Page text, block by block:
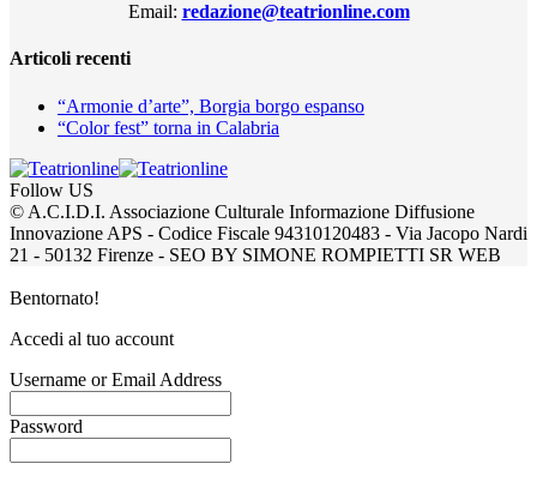
Email: redazione@teatrionline.com
Articoli recenti
“Armonie d’arte”, Borgia borgo espanso
“Color fest” torna in Calabria
Follow US
© A.C.I.D.I. Associazione Culturale Informazione Diffusione
Innovazione APS - Codice Fiscale 94310120483 - Via Jacopo Nardi
21 - 50132 Firenze - SEO BY SIMONE ROMPIETTI SR WEB
Bentornato!
Accedi al tuo account
Username or Email Address
Password